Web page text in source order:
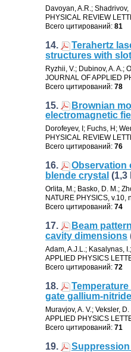
Davoyan,A.R.; Shadrivov,
PHYSICAL REVIEW
Всего цитирований:81
14.
Terahertz
structures with
Ryzhii V.; Dubinov, A. A.;
JOURNAL OF APPLIED
Всего цитирований:78
15.
Brownian
electromagnetic
Dorofeyev, I; Fuchs, H;
PHYSICAL REVIEW
Всего цитирований:76
16.
Observation
blende crystal (1,3
Orlita, M.; Basko, D. M.;
NATURE PHYSICS, v.10,
Всего цитирований:74
17.
Beam
cavity dimensions
Adam,A.J.L.; Kasalynas,
APPLIED PHYSICS
Всего цитирований:72
18.
gate gallium-
Muravjov, A. V.; Veksler, D.
APPLIED PHYSICS
Всего цитирований:71
19.